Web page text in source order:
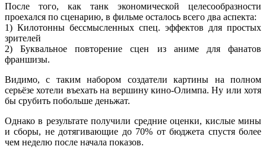
После того, как танк экономической целесообразности
проехался по сценарию, в фильме осталось всего два аспекта:
1) Килотонны бессмысленных спец. эффектов для простых
зрителей
2) Буквальное повторение сцен из аниме для фанатов
франшизы.
Видимо, с таким набором создатели картины на полном
серьёзе хотели въехать на вершину кино-Олимпа. Ну или хотя
бы срубить побольше деньжат.
Однако в результате получили средние оценки, кислые мины
и сборы, не дотягивающие до 70% от бюджета спустя более
чем неделю после начала показов.